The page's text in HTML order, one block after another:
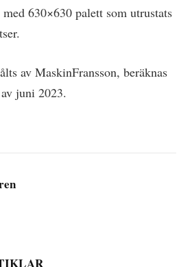
630×630 palett som utrustats
av MaskinFransson, beräknas
juni 2023.